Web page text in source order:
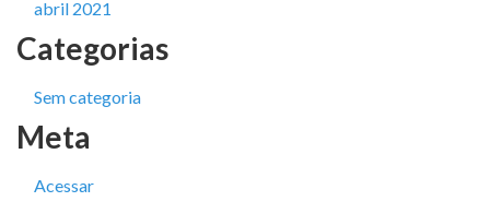
abril 2021
Categorias
Sem categoria
Meta
Acessar